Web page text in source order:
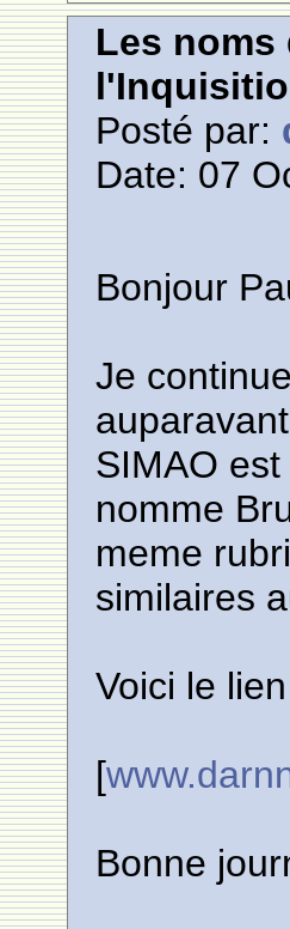
Les noms
Posté par:
Date: 07
Bonjour
Je
SIMAO
nomme
meme
similaires
Voici le lien
[
Bonne